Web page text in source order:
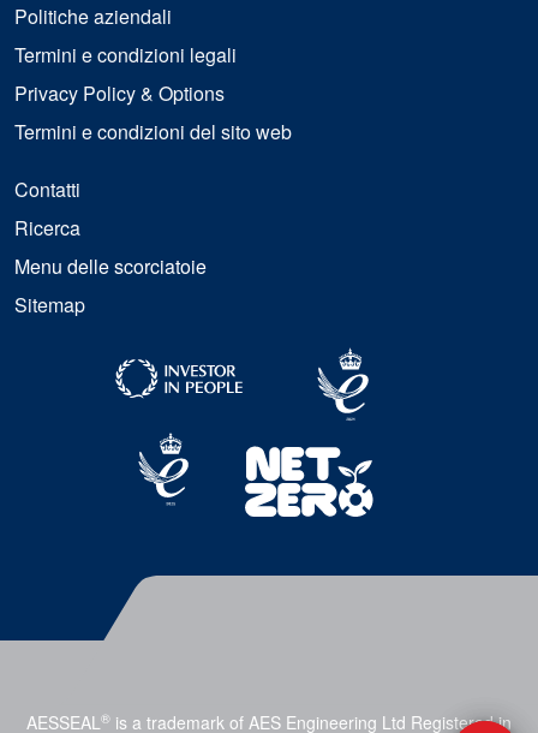
Politiche aziendali
Termini e condizioni legali
Privacy Policy & Options
Termini e condizioni del sito web
Contatti
Ricerca
Menu delle scorciatoie
Sitemap
AESSEAL ® is a trademark of AES Engineering Ltd Registered in